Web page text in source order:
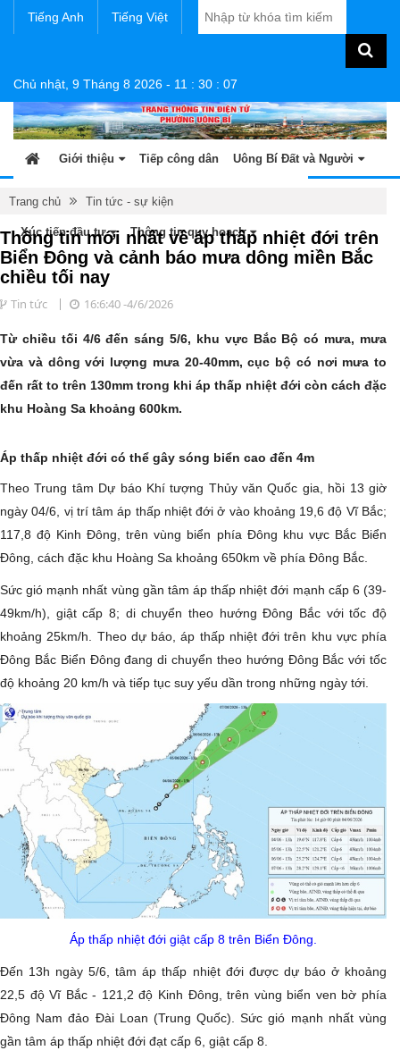
Tiếng Anh Tiếng Việt
Chủ nhật, 9 Tháng 8 2026 - 11 : 30 : 07
Giới thiệu Tiếp công dân Uông Bí Đất và Người
Tin tức - sự kiện Sản phẩm OCOP
Xúc tiến đầu tư Thông tin quy hoạch
Trang chủ Tin tức - sự kiện
Thông tin mới nhất về áp thấp nhiệt đới trên
Biển Đông và cảnh báo mưa dông miền Bắc
chiều tối nay
Tin tức 16:6:40 -4/6/2026
Từ chiều tối 4/6 đến sáng 5/6, khu vực Bắc Bộ có mưa, mưa
vừa và dông với lượng mưa 20-40mm, cục bộ có nơi mưa to
đến rất to trên 130mm trong khi áp thấp nhiệt đới còn cách đặc
khu Hoàng Sa khoảng 600km.
Áp thấp nhiệt đới có thể gây sóng biển cao đến 4m
Theo Trung tâm Dự báo Khí tượng Thủy văn Quốc gia, hồi 13 giờ
ngày 04/6, vị trí tâm áp thấp nhiệt đới ở vào khoảng 19,6 độ Vĩ Bắc;
117,8 độ Kinh Đông, trên vùng biển phía Đông khu vực Bắc Biển
Đông, cách đặc khu Hoàng Sa khoảng 650km về phía Đông Bắc.
Sức gió mạnh nhất vùng gần tâm áp thấp nhiệt đới mạnh cấp 6 (39-
49km/h), giật cấp 8; di chuyển theo hướng Đông Bắc với tốc độ
khoảng 25km/h. Theo dự báo, áp thấp nhiệt đới trên khu vực phía
Đông Bắc Biển Đông đang di chuyển theo hướng Đông Bắc với tốc
độ khoảng 20 km/h và tiếp tục suy yếu dần trong những ngày tới.
Áp thấp nhiệt đới giật cấp 8 trên Biển Đông.
Đến 13h ngày 5/6, tâm áp thấp nhiệt đới được dự báo ở khoảng
22,5 độ Vĩ Bắc - 121,2 độ Kinh Đông, trên vùng biển ven bờ phía
Đông Nam đảo Đài Loan (Trung Quốc). Sức gió mạnh nhất vùng
gần tâm áp thấp nhiệt đới đạt cấp 6, giật cấp 8.